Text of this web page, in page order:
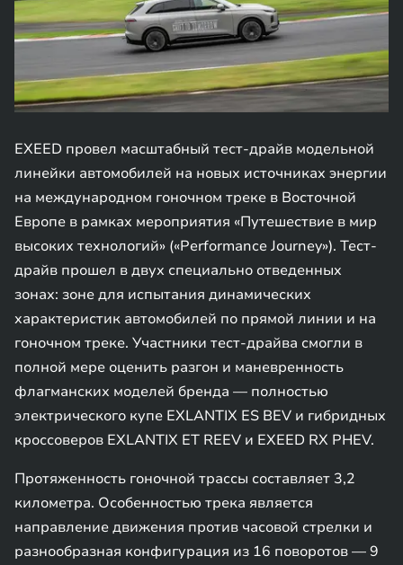
EXEED провел масштабный тест-драйв модельной
линейки автомобилей на новых источниках энергии
на международном гоночном треке в Восточной
Европе в рамках мероприятия «Путешествие в мир
высоких технологий» («Performance Journey»). Тест-
драйв прошел в двух специально отведенных
зонах: зоне для испытания динамических
характеристик автомобилей по прямой линии и на
гоночном треке. Участники тест-драйва смогли в
полной мере оценить разгон и маневренность
флагманских моделей бренда — полностью
электрического купе EXLANTIX ES BEV и гибридных
кроссоверов EXLANTIX ET REEV и EXEED RX PHEV.
Протяженность гоночной трассы составляет 3,2
километра. Особенностью трека является
направление движения против часовой стрелки и
разнообразная конфигурация из 16 поворотов — 9